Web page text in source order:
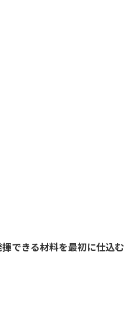
できる材料を最初に仕込む